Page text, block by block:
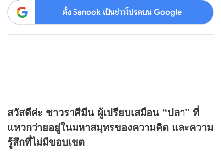
ตั้ง Sanook เป็นข่าวโปรดบน Google
สวัสดีค่ะ ชาวราศีมีน ผู้เปรียบเสมือน “ปลา” ที่
แหวกว่ายอยู่ในมหาสมุทรของความคิด และความ
รู้สึกที่ไม่มีขอบเขต